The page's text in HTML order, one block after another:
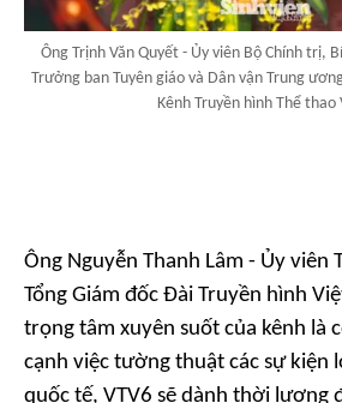
Ông Trịnh Văn Quyết - Ủy viên Bộ Chính trị,
Trưởng ban Tuyên giáo và Dân vận Trung
Kênh Truyền hình Thể thao
Ông Nguyễn Thanh Lâm - Ủy viên
Tổng Giám đốc Đài Truyền hình
trọng tâm xuyên suốt của kênh là
cạnh việc tường thuật các sự kiện
quốc tế, VTV6 sẽ dành thời lượng